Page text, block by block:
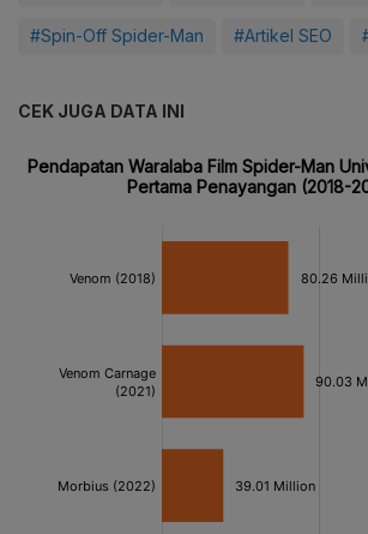
#Spin-Off Spider-Man #Artikel SEO
CEK JUGA DATA INI